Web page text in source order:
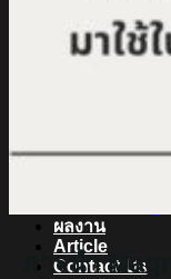
Garden
Up Light
ผลงาน
Article
Contact Us
การนำ